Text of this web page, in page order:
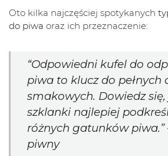
Oto kilka najczęściej spotykanych
do piwa oraz ich przeznaczenie:
“Odpowiedni kufel do
piwa to klucz do pełnych
smakowych. Dowiedz
szklanki najlepiej
różnych gatunków piwa.”
piwny